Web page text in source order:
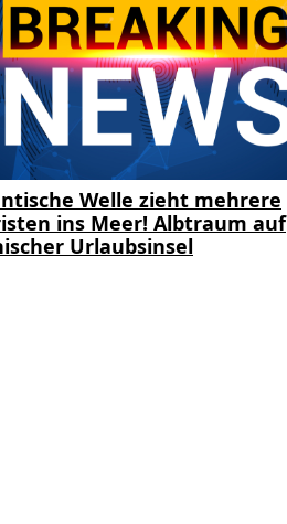
Welle zieht mehrere
ins Meer! Albtraum auf
Urlaubsinsel